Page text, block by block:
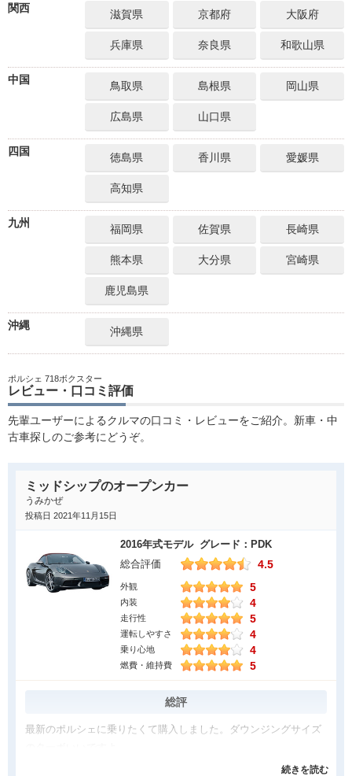
関西 滋賀県 京都府 大阪府
兵庫県 奈良県 和歌山県
中国 鳥取県 島根県 岡山県
広島県 山口県
四国 徳島県 香川県 愛媛県
高知県
九州 福岡県 佐賀県 長崎県
熊本県 大分県 宮崎県
鹿児島県
沖縄 沖縄県
ポルシェ 718ボクスター
レビュー・口コミ評価
先輩ユーザーによるクルマの口コミ・レビューをご紹介。新車・中
古車探しのご参考にどうぞ。
ミッドシップのオープンカー
うみかぜ
投稿日 2021年11月15日
2016年式モデル グレード：PDK
総合評価
4.5
外観 5
内装 4
走行性 5
運転しやすさ 4
乗り心地 4
燃費・維持費 5
総評
最新のポルシェに乗りたくて購入しました。ダウンジングサイズ
981のS等にも乗りましたが車は早くが基本なので７１８ボクスタ
続きを読む